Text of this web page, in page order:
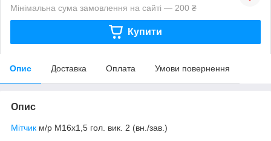
Мінімальна сума замовлення на сайті — 200 ₴
Купити
Опис Доставка Оплата Умови повернення
Опис
Мітчик м/р М16х1,5 гол. вик. 2 (вн./зав.)